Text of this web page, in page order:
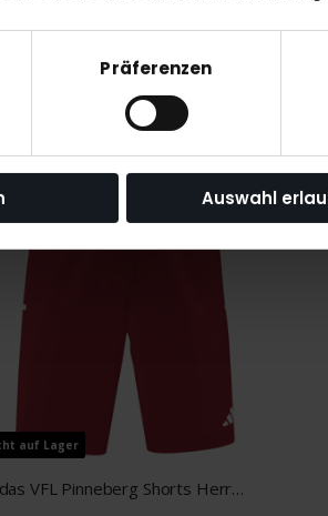
Präferenzen
Auswahl
L
auf Lager
adidas VFL Pinneberg Shorts Herren rot